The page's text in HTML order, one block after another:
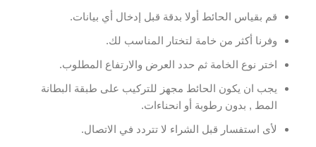
قم بقياس الحائط أولا بدقة قبل إدخال أي بيانات.
وفرنا أكثر من خامة لتختار المناسب لك.
اختر نوع الخامة ثم حدد العرض والارتفاع المطلوب.
يجب ان يكون الحائط مجهز للتركيب على طبقة البطانة
المط , بدون رطوبة أو انحناءات.
لأى استفسار قبل الشراء لا تتردد في الاتصال.